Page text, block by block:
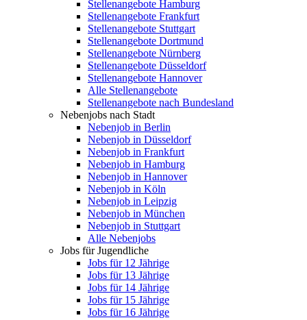
Stellenangebote Hamburg
Stellenangebote Frankfurt
Stellenangebote Stuttgart
Stellenangebote Dortmund
Stellenangebote Nürnberg
Stellenangebote Düsseldorf
Stellenangebote Hannover
Alle Stellenangebote
Stellenangebote nach Bundesland
Nebenjobs nach Stadt
Nebenjob in Berlin
Nebenjob in Düsseldorf
Nebenjob in Frankfurt
Nebenjob in Hamburg
Nebenjob in Hannover
Nebenjob in Köln
Nebenjob in Leipzig
Nebenjob in München
Nebenjob in Stuttgart
Alle Nebenjobs
Jobs für Jugendliche
Jobs für 12 Jährige
Jobs für 13 Jährige
Jobs für 14 Jährige
Jobs für 15 Jährige
Jobs für 16 Jährige